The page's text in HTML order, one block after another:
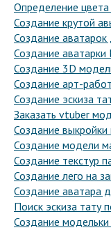
Определение
Создание крутой
Создание аватарок
Создание аватарки
Создание 3D
Создание арт-
Создание эскиза
Заказать vtuber
Создание
Создание модели
Создание текстур
Создание лего на
Создание аватара
Поиск эскиза тату
Создание